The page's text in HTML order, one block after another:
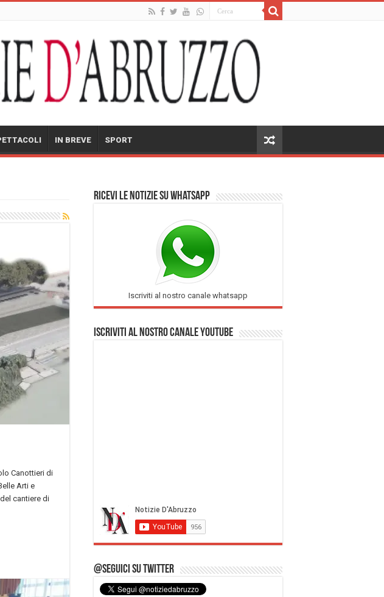
IN BREVE SPORT
Canottieri di
Arti e
cantiere di
Ricevi le notizie su Whatsapp
Iscriviti al nostro canale whatsapp
Iscriviti al nostro Canale Youtube
@Seguici su Twitter